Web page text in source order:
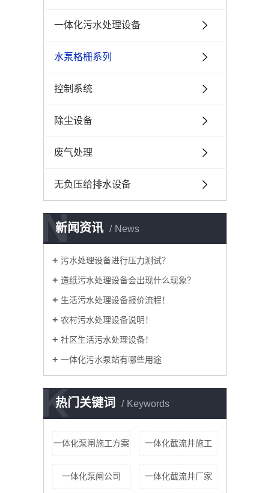
一体化污水处理设备
水泵格栅系列
控制系统
除尘设备
废气处理
无负压给排水设备
新闻资讯 News
N
污水处理设备进行压力测试？
造纸污水处理设备会出现什么现象？
生活污水处理设备报价流程！
农村污水处理设备说明！
社区生活污水处理设备！
一体化污水泵站有哪些用途
热门关键词 Keywords
K
一体化泵闸施工方案 一体化截流井施工
一体化泵闸公司 一体化截流井厂家